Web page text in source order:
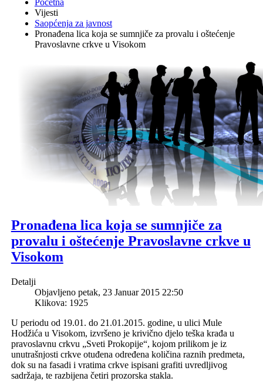
Početna
Vijesti
Saopćenja za javnost
Pronađena lica koja se sumnjiče za provalu i oštećenje
Pravoslavne crkve u Visokom
Pronađena lica koja se sumnjiče za
provalu i oštećenje Pravoslavne crkve u
Visokom
Detalji
Objavljeno petak, 23 Januar 2015 22:50
Klikova: 1925
U periodu od 19.01. do 21.01.2015. godine, u ulici Mule
Hodžića u Visokom, izvršeno je krivično djelo teška krađa u
pravoslavnu crkvu „Sveti Prokopije“, kojom prilikom je iz
unutrašnjosti crkve otuđena određena količina raznih predmeta,
dok su na fasadi i vratima crkve ispisani grafiti uvredljivog
sadržaja, te razbijena četiri prozorska stakla.